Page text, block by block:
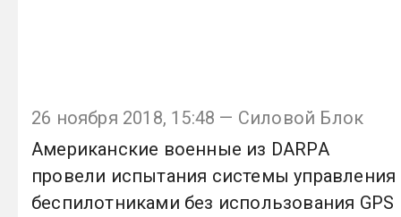
26 ноября 2018, 15:48 — Силовой Блок
Американские военные из DARPA
провели испытания системы управления
беспилотниками без использования GPS